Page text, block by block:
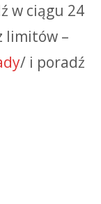
w ciągu 24
limitów –
/ i poradź